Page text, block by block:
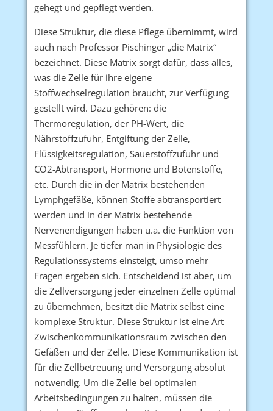
gehegt und gepflegt werden.
Diese Struktur, die diese Pflege übernimmt, wird
auch nach Professor Pischinger „die Matrix“
bezeichnet. Diese Matrix sorgt dafür, dass alles,
was die Zelle für ihre eigene
Stoffwechselregulation braucht, zur Verfügung
gestellt wird. Dazu gehören: die
Thermoregulation, der PH-Wert, die
Nährstoffzufuhr, Entgiftung der Zelle,
Flüssigkeitsregulation, Sauerstoffzufuhr und
CO2-Abtransport, Hormone und Botenstoffe,
etc. Durch die in der Matrix bestehenden
Lymphgefäße, können Stoffe abtransportiert
werden und in der Matrix bestehende
Nervenendigungen haben u.a. die Funktion von
Messfühlern. Je tiefer man in Physiologie des
Regulationssystems einsteigt, umso mehr
Fragen ergeben sich. Entscheidend ist aber, um
die Zellversorgung jeder einzelnen Zelle optimal
zu übernehmen, besitzt die Matrix selbst eine
komplexe Struktur. Diese Struktur ist eine Art
Zwischenkommunikationsraum zwischen den
Gefäßen und der Zelle. Diese Kommunikation ist
für die Zellbetreuung und Versorgung absolut
notwendig. Um die Zelle bei optimalen
Arbeitsbedingungen zu halten, müssen die